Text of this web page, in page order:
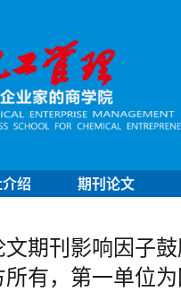
绍 期刊论文
期刊影响因子
有，第一单位